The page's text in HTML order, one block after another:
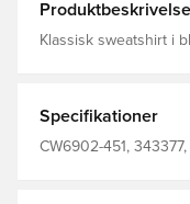
Produktbeskrivelse
Klassisk sweatshirt i
Park 20 kollektion fra Nike
bomuld og 20%
Specifikationer
CW6902-451,